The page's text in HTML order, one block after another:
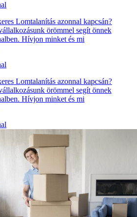
Lomtalanítás azonnal kapcsán?
örömmel segít önnek
Hívjon minket és mi
Lomtalanítás azonnal kapcsán?
örömmel segít önnek
Hívjon minket és mi